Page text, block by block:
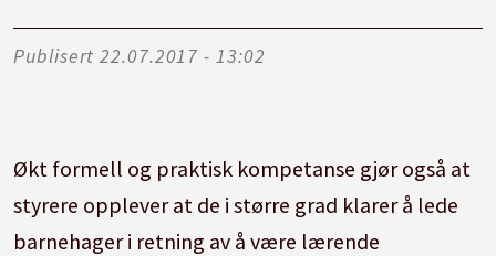
Publisert 22.07.2017 - 13:02
Økt formell og praktisk kompetanse gjør også at
styrere opplever at de i større grad klarer å lede
barnehager i retning av å være lærende